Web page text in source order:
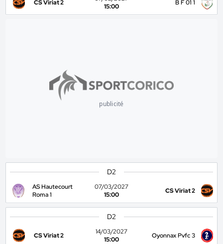
CS Viriat 2
15:00
B F 01 1
publicité
D2
AS Hautecourt
Roma 1
07/03/2027
15:00
CS Viriat 2
D2
CS Viriat 2
14/03/2027
15:00
Oyonnax Pvfc 3